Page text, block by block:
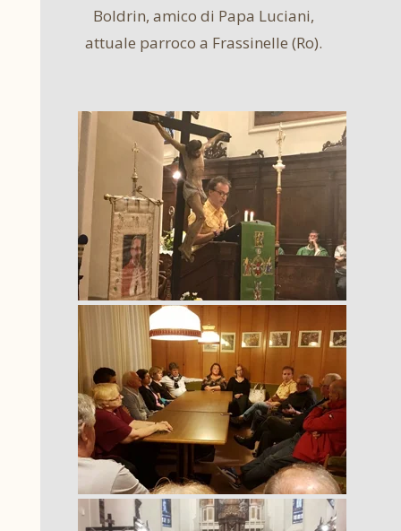
Boldrin, amico di Papa Luciani,
attuale parroco a Frassinelle (Ro).